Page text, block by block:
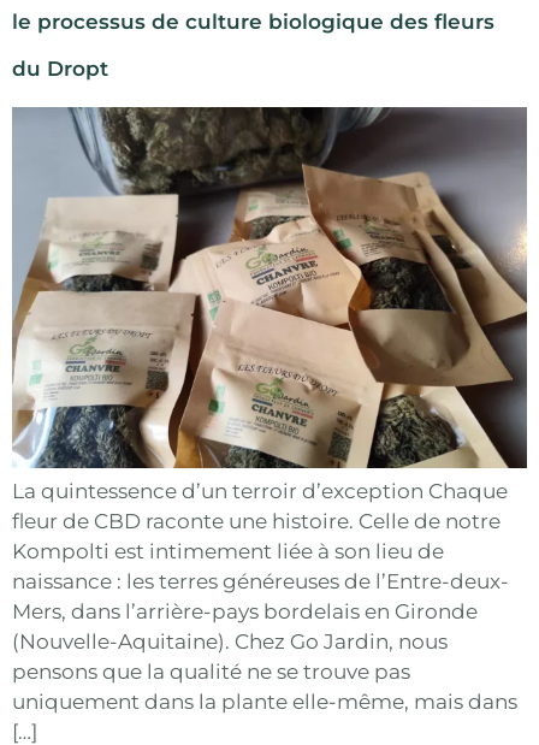
le processus de culture biologique des fleurs
du Dropt
La quintessence d’un terroir d’exception Chaque
fleur de CBD raconte une histoire. Celle de notre
Kompolti est intimement liée à son lieu de
naissance : les terres généreuses de l’Entre-deux-
Mers, dans l’arrière-pays bordelais en Gironde
(Nouvelle-Aquitaine). Chez Go Jardin, nous
pensons que la qualité ne se trouve pas
uniquement dans la plante elle-même, mais dans
[…]